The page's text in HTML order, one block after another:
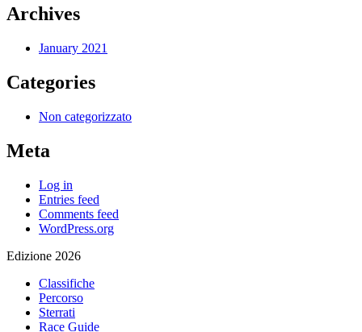
Archives
January 2021
Categories
Non categorizzato
Meta
Log in
Entries feed
Comments feed
WordPress.org
Edizione 2026
Classifiche
Percorso
Sterrati
Race Guide